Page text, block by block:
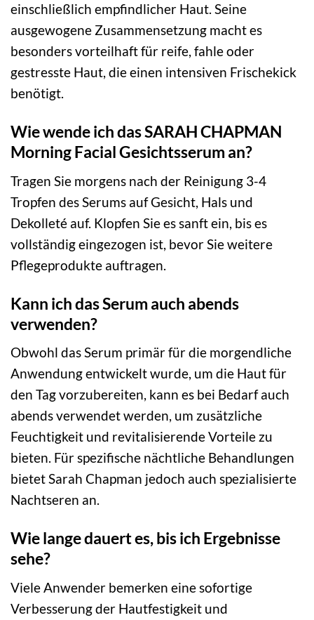
einschließlich empfindlicher Haut. Seine
ausgewogene Zusammensetzung macht es
besonders vorteilhaft für reife, fahle oder
gestresste Haut, die einen intensiven Frischekick
benötigt.
Wie wende ich das SARAH CHAPMAN
Morning Facial Gesichtsserum an?
Tragen Sie morgens nach der Reinigung 3-4
Tropfen des Serums auf Gesicht, Hals und
Dekolleté auf. Klopfen Sie es sanft ein, bis es
vollständig eingezogen ist, bevor Sie weitere
Pflegeprodukte auftragen.
Kann ich das Serum auch abends
verwenden?
Obwohl das Serum primär für die morgendliche
Anwendung entwickelt wurde, um die Haut für
den Tag vorzubereiten, kann es bei Bedarf auch
abends verwendet werden, um zusätzliche
Feuchtigkeit und revitalisierende Vorteile zu
bieten. Für spezifische nächtliche Behandlungen
bietet Sarah Chapman jedoch auch spezialisierte
Nachtseren an.
Wie lange dauert es, bis ich Ergebnisse
sehe?
Viele Anwender bemerken eine sofortige
Verbesserung der Hautfestigkeit und